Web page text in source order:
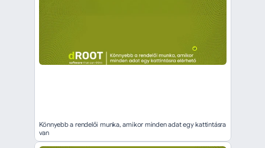
Könnyebb a rendelői munka, amikor minden adat egy kattintásra
van